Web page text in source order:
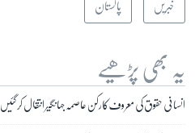
خبریں پاکستان
یہ بھی پڑھیے
انسانی حقوق کی معروف کارکن عاصمہ جہانگیر انتقال کر گئیں